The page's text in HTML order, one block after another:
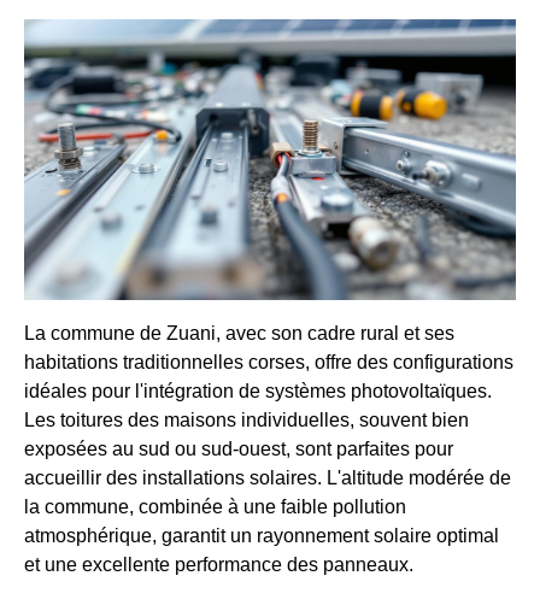
La commune de Zuani, avec son cadre rural et ses
habitations traditionnelles corses, offre des configurations
idéales pour l'intégration de systèmes photovoltaïques.
Les toitures des maisons individuelles, souvent bien
exposées au sud ou sud-ouest, sont parfaites pour
accueillir des installations solaires. L'altitude modérée de
la commune, combinée à une faible pollution
atmosphérique, garantit un rayonnement solaire optimal
et une excellente performance des panneaux.